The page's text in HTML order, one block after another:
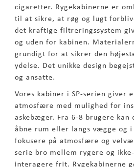
cigaretter. Rygekabinerne er
til at sikre, at røg og lugt
det kraftige filtreringssystem
og uden for kabinen.
grundigt for at sikrer den
ydelse. Det unikke design
og ansatte.
Vores kabiner i SP-serien giver
atmosfære med mulighed for
askebæger. Fra 6-8 brugere kan
åbne rum eller langs vægge og
fokusere på atmosfære og
serie bro mellem rygere og
interagere frit. Rygekabinerne